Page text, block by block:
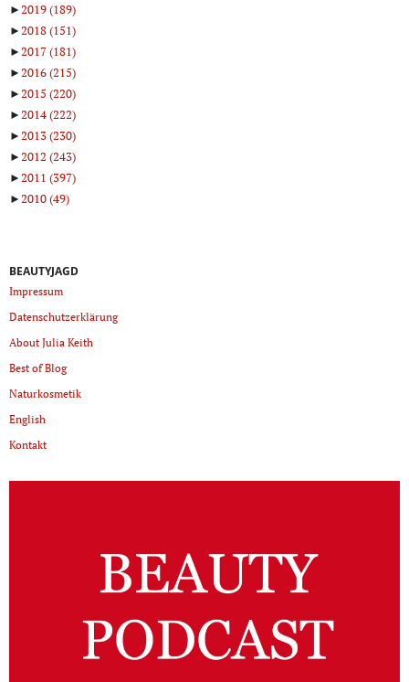
►2019(189)
►2018(151)
►2017(181)
►2016(215)
►2015 (220)
►2014(222)
►2013(230)
►2012 (243)
►2011 (397)
►2010(49)
BEAUTYJAGD
Impressum
Datenschutzerklärung
About Julia Keith
Best of Blog
Naturkosmetik
English
Kontakt